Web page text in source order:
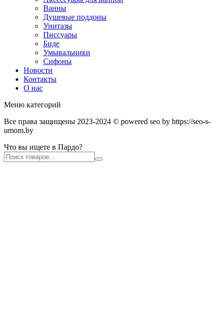
Ванны
Душевые поддоны
Унитазы
Писсуары
Биде
Умывальники
Сифоны
Новости
Контакты
О нас
Меню категорий
Все права защищены 2023-2024 © powered seo by https://seo-s-
umom.by
Что вы ищете в Пардо?